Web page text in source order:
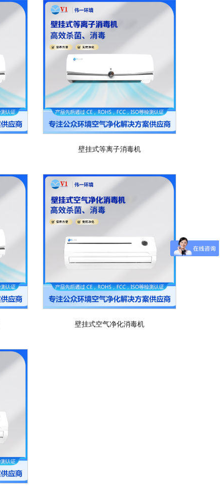
壁挂式等离子消毒机
壁挂式空气净化消毒机